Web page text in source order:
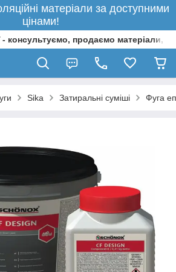
матеріали за доступними
цінами!
- консультуємо, продаємо матеріали,
Sika Затиральні суміші Фуга